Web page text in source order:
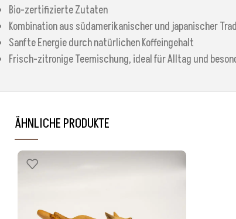
Bio-zertifizierte Zutaten
Kombination aus südamerikanischer und japanischer
Sanfte Energie durch natürlichen Koffeingehalt
Frisch-zitronige Teemischung, ideal für Alltag und
ÄHNLICHE PRODUKTE